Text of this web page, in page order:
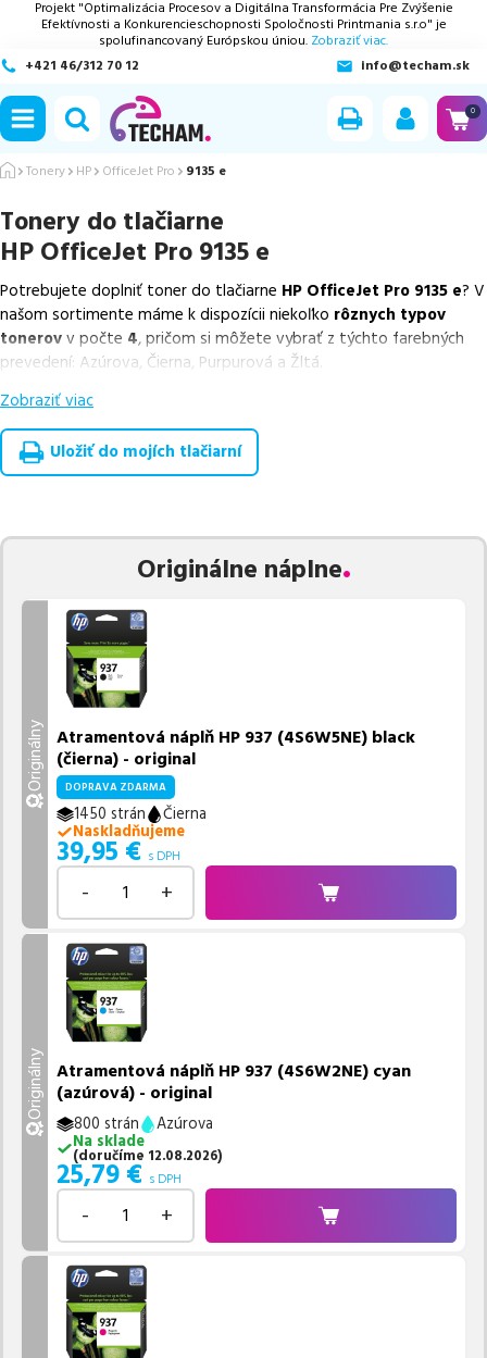
Projekt "Optimalizácia Procesov a Digitálna Transformácia Pre Zvýšenie
Efektívnosti a Konkurencieschopnosti Spoločnosti Printmania s.r.o" je
spolufinancovaný Európskou úniou. Zobraziť viac.
+421 46/312 70 12
info@techam.sk
0
Tonery HP OfficeJet Pro 9135 e
Tonery do tlačiarne
HP OfficeJet Pro 9135 e
Potrebujete doplniť toner do tlačiarne HP OfficeJet Pro 9135 e? V
našom sortimente máme k dispozícii niekoľko rôznych typov
tonerovv počte 4, pričom si môžete vybrať z týchto farebných
prevedení: Azúrova, Čierna, Purpurová a Žltá.
Z uvedeného množstva dostupných náplní
náplnev počte4ks.
Celá táto certifikovaná ponuka, spĺňajúca normy ISO 9001 a 14001,
Vieme, že pri nákupe zohráva dôležitú úlohu aj dostupnosť. Preto
pravidelne naskladňovať produkty, aby boli ihneď k
dispozícii na odoslanie.
ponuke 4 ks tonerov,
Ak si pri výbere nie ste istí, ktoré riešenie je pre vaše potreby
najvhodnejšie, alebo máte akékoľvek ďalšie otázky, môžete sa na
nás kedykoľvek obrátiť e-mailom alebo telefonicky. Sme tu, aby
sme vám pomohli vybrať to najlepšie riešenie.
Zobraziť viac
Uložiť do mojích tlačiarní
Originálne náplne
Originálny Atramentová náplň HP 937 (4S6W5NE) black
(čierna) - original
DOPRAVA ZDARMA
1450 strán
Čierna
Naskladňujeme
39,95 € s DPH
- +
Originálny Atramentová náplň HP 937 (4S6W2NE) cyan
(azúrová) - original
800 strán
Azúrova
Na sklade
(doručíme 12.08.2026)
25,79 € s DPH
- +